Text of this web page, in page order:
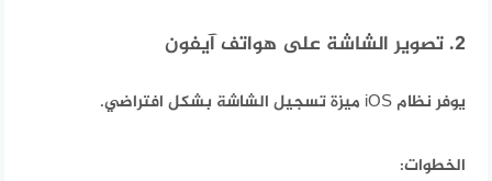
2. تصوير الشاشة على هواتف آيفون
يوفر نظام iOS ميزة تسجيل الشاشة بشكل افتراضي.
الخطوات: